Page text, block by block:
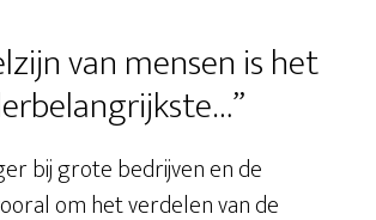
van mensen is het
bij grote bedrijven en de
om het verdelen van de